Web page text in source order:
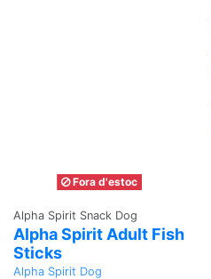
Fora d'estoc
Alpha Spirit Snack Dog
Alpha Spirit Adult Fish
Sticks
Alpha Spirit Dog